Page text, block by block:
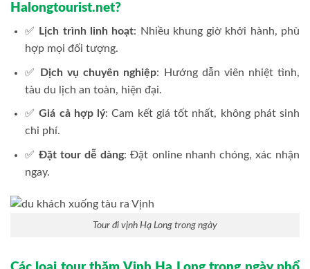
Halongtourist.net?
✅ Lịch trình linh hoạt: Nhiều khung giờ khởi hành, phù
hợp mọi đối tượng.
✅ Dịch vụ chuyên nghiệp: Hướng dẫn viên nhiệt tình,
tàu du lịch an toàn, hiện đại.
✅Giá cả hợp lý: Cam kết giá tốt nhất, không phát sinh
chi phí.
✅Đặt tour dễ dàng: Đặt online nhanh chóng, xác nhận
ngay.
Tour đi vịnh Hạ Long trong ngày